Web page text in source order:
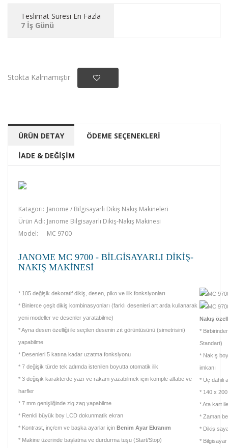
Teslimat Süresi En Fazla
7 İş Günü
Stokta Kalmamıştır
ÜRÜN DETAY ÖDEME SEÇENEKLERİ
İADE & DEĞİŞİM
Katagori: Janome / Bilgisayarlı Dikiş Nakış Makineleri
Ürün Adı: Janome Bilgisayarlı Dikiş-Nakış Makinesi
Model:
MC 9700
JANOME MC 9700 - BILGISAYARLI DIKIŞ-
NAKIŞ MAKINESI
* 105 değişik dekoratif dikiş, desen, piko ve ilik fonksiyonları
* Binlerce çeşit dikiş kombinasyonları (farklı desenleri art arda kullanarak
yeni modeller ve desenler yaratabilme)
* Ayna desen özelliği ile seçilen desenin zıt görüntüsünü (simetrisini)
yapabilme
* Desenleri 5 katına kadar uzatma fonksiyonu
* 7 değişik türde tek adımda istenilen boyutta otomatik ilik
* 3 değişik karakterde yazı ve rakam yazabilmek için komple alfabe ve
harfler
* 7 mm genişliğinde zig zag yapabilme
* Renkli büyük boy LCD dokunmatik ekran
* Kontrast, inç/cm ve başka ayarlar için Benim Ayar Ekranım
* Makine üzerinde başlatma ve durdurma tuşu (Start/Stop)
Nakış
*
Standart)
* Nakış
imkanı
* Üç dahili
* 140 x
* Ata kart
* Zaman
* Dikiş
*